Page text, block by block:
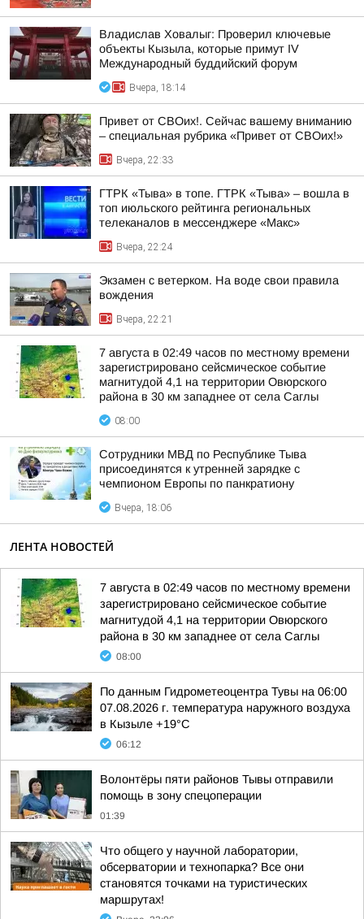
Владислав Ховалыг: Проверил ключевые
объекты Кызыла, которые примут IV
Международный буддийский форум
Вчера, 18:14
Привет от СВОих!. Сейчас вашему вниманию
– специальная рубрика «Привет от СВОих!»
Вчера, 22:33
ГТРК «Тыва» в топе. ГТРК «Тыва» – вошла в
топ июльского рейтинга региональных
телеканалов в мессенджере «Макс»
Вчера, 22:24
Экзамен с ветерком. На воде свои правила
вождения
Вчера, 22:21
7 августа в 02:49 часов по местному времени
зарегистрировано сейсмическое событие
магнитудой 4,1 на территории Овюрского
района в 30 км западнее от села Саглы
08:00
Сотрудники МВД по Республике Тыва
присоединятся к утренней зарядке с
чемпионом Европы по панкратиону
Вчера, 18:06
ЛЕНТА НОВОСТЕЙ
7 августа в 02:49 часов по местному времени
зарегистрировано сейсмическое событие
магнитудой 4,1 на территории Овюрского
района в 30 км западнее от села Саглы
08:00
По данным Гидрометеоцентра Тувы на 06:00
07.08.2026 г. температура наружного воздуха
в Кызыле +19°С
06:12
Волонтёры пяти районов Тывы отправили
помощь в зону спецоперации
01:39
Что общего у научной лаборатории,
обсерватории и технопарка? Все они
становятся точками на туристических
маршрутах!